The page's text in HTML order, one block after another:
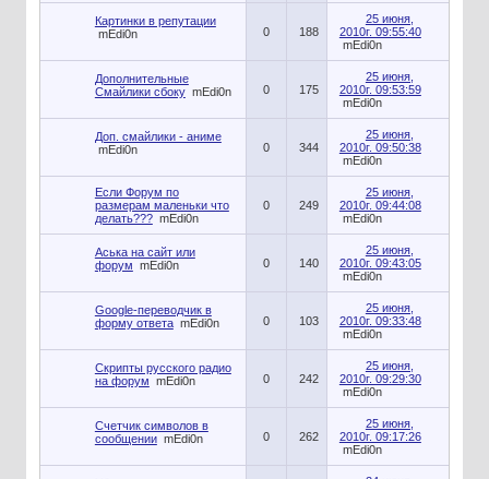
Картинки в репутации
mEdi0n
0 188
25 июня,
2010г. 09:55:40
mEdi0n
Дополнительные
Смайлики сбоку mEdi0n 0 175
25 июня,
2010г. 09:53:59
mEdi0n
Доп. смайлики - аниме
mEdi0n
0 344
25 июня,
2010г. 09:50:38
mEdi0n
Если Форум по
размерам маленьки что
делать??? mEdi0n
0 249
25 июня,
2010г. 09:44:08
mEdi0n
Аська на сайт или
форум mEdi0n 0 140
25 июня,
2010г. 09:43:05
mEdi0n
Google-переводчик в
форму ответа mEdi0n 0 103
25 июня,
2010г. 09:33:48
mEdi0n
Скрипты русского радио
на форум mEdi0n 0 242
25 июня,
2010г. 09:29:30
mEdi0n
Счетчик символов в
сообщении mEdi0n 0 262
25 июня,
2010г. 09:17:26
mEdi0n